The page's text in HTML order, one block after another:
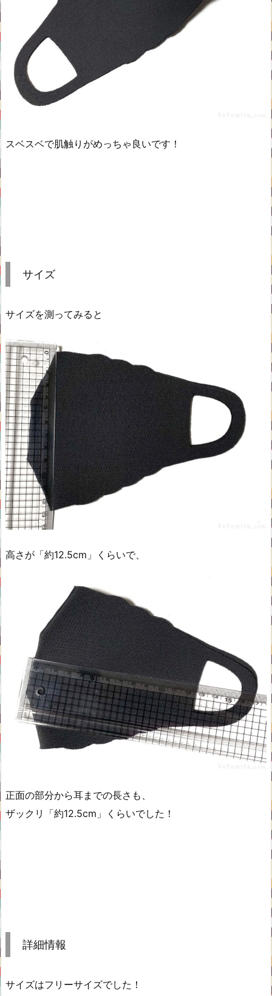
スベスベで肌触りがめっちゃ良いです！
サイズ
サイズを測ってみると
高さが「約12.5cm」くらいで、
正面の部分から耳までの長さも、
ザックリ「約12.5cm」くらいでした！
詳細情報
サイズはフリーサイズでした！